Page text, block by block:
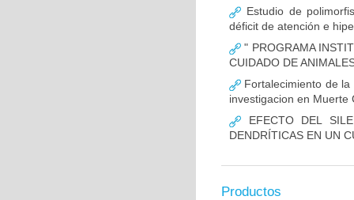
Estudio de
déficit de atención e
" PROGRAMA
CUIDADO DE
Fortalecimiento de la
investigacion en Muerte
EFECTO DEL
DENDRÍTICAS EN UN
Productos